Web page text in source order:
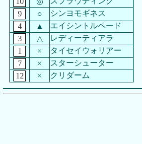
9
○
シンヨモギネス
4
▲
エイシントルペード
3
△
レディーティアラ
1
×
タイセイウォリアー
7
×
スターシューター
12
× クリダーム